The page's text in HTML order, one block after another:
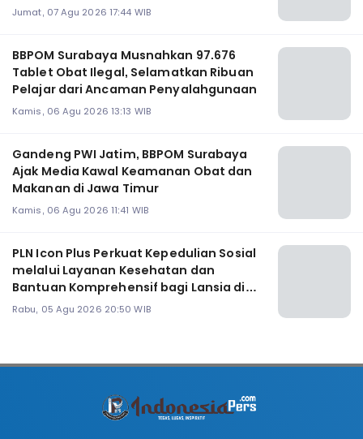
Jumat, 07 Agu 2026 17:44 WIB
BBPOM Surabaya Musnahkan 97.676
Tablet Obat Ilegal, Selamatkan Ribuan
Pelajar dari Ancaman Penyalahgunaan
Kamis, 06 Agu 2026 13:13 WIB
Gandeng PWI Jatim, BBPOM Surabaya
Ajak Media Kawal Keamanan Obat dan
Makanan di Jawa Timur
Kamis, 06 Agu 2026 11:41 WIB
PLN Icon Plus Perkuat Kepedulian Sosial
melalui Layanan Kesehatan dan
Bantuan Komprehensif bagi Lansia di
Malang
Rabu, 05 Agu 2026 20:50 WIB